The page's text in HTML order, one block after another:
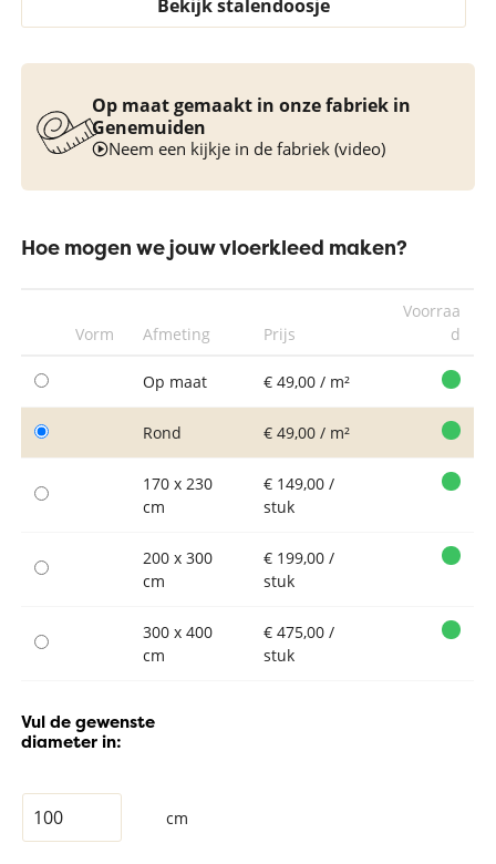
Bekijk stalendoosje
Op maat gemaakt in onze fabriek in
Genemuiden
Neem een kijkje in de fabriek (video)
Hoe mogen we jouw vloerkleed maken?
Vorm Afmeting Prijs
Voorraa
d
Op maat € 49,00 / m²
Rond € 49,00 / m²
170 x 230
cm
€ 149,00 /
stuk
200 x 300
cm
€ 199,00 /
stuk
300 x 400
cm
€ 475,00 /
stuk
Vul de gewenste
diameter in:
cm